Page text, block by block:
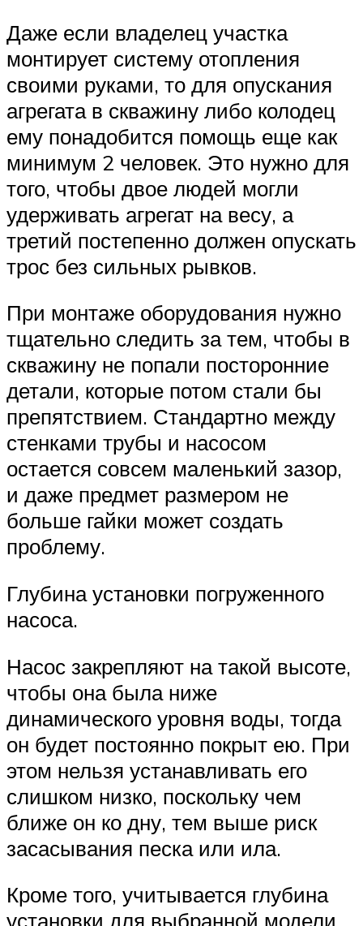
Даже если владелец участка
монтирует систему отопления
своими руками, то для опускания
агрегата в скважину либо колодец
ему понадобится помощь еще как
минимум 2 человек. Это нужно для
того, чтобы двое людей могли
удерживать агрегат на весу, а
третий постепенно должен опускать
трос без сильных рывков.
При монтаже оборудования нужно
тщательно следить за тем, чтобы в
скважину не попали посторонние
детали, которые потом стали бы
препятствием. Стандартно между
стенками трубы и насосом
остается совсем маленький зазор,
и даже предмет размером не
больше гайки может создать
проблему.
Глубина установки погруженного
насоса.
Насос закрепляют на такой высоте,
чтобы она была ниже
динамического уровня воды, тогда
он будет постоянно покрыт ею. При
этом нельзя устанавливать его
слишком низко, поскольку чем
ближе он ко дну, тем выше риск
засасывания песка или ила.
Кроме того, учитывается глубина
установки для выбранной модели